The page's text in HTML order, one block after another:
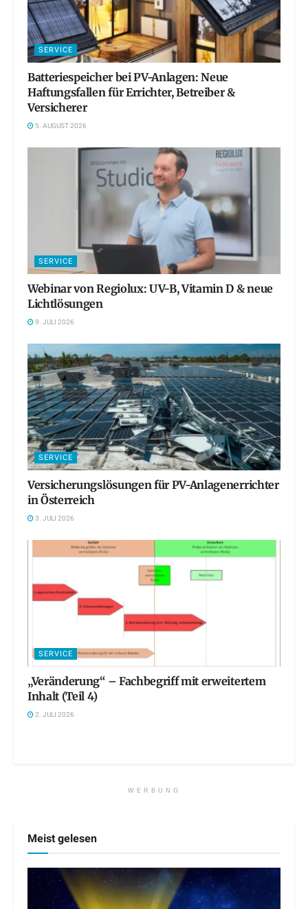
SERVICE
Batteriespeicher bei PV-Anlagen: Neue
Haftungsfallen für Errichter, Betreiber &
Versicherer
5. AUGUST 2026
SERVICE
Webinar von Regiolux: UV-B, Vitamin D & neue
Lichtlösungen
9. JULI 2026
SERVICE
Versicherungslösungen für PV-Anlagenerrichter
in Österreich
3. JULI 2026
SERVICE
„Veränderung“ – Fachbegriff mit erweitertem
Inhalt (Teil 4)
2. JULI 2026
WERBUNG
Meist gelesen